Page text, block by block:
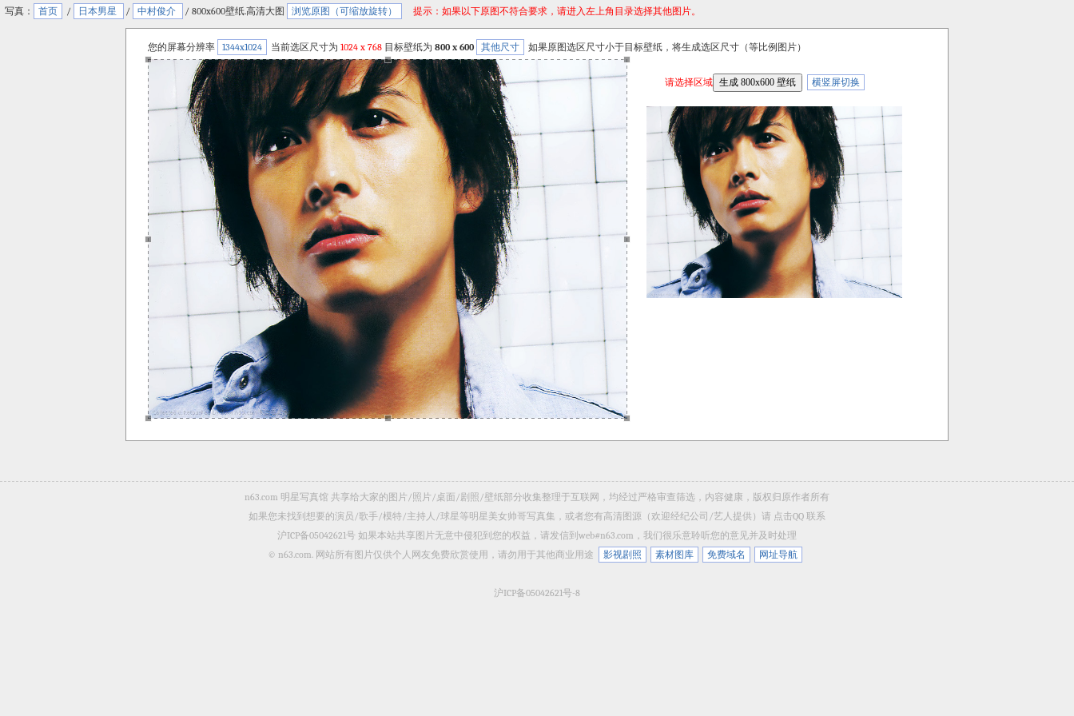
写真： 首页 / 日本男星 / 中村俊介 / 800x600壁纸.高清大图 浏览原图（可缩放旋转） 提示：如果以下原图不符合要求，请进入左上角目录选择其他图片。
您的屏幕分辨率 1344x1024 当前选区尺寸为 1024 x 768 目标壁纸为 800 x 600 其他尺寸 如果原图选区尺寸小于目标壁纸，将生成选区尺寸（等比例图片）
请选择区域 横竖屏切换
n63.com 明星写真馆 共享给大家的图片/照片/桌面/剧照/壁纸部分收集整理于互联网，均经过严格审查筛选，内容健康，版权归原作者所有
如果您未找到想要的演员/歌手/模特/主持人/球星等明星美女帅哥写真集，或者您有高清图源（欢迎经纪公司/艺人提供）请 点击QQ 联系
沪ICP备05042621号 如果本站共享图片无意中侵犯到您的权益，请发信到web#n63.com，我们很乐意聆听您的意见并及时处理
© n63.com. 网站所有图片仅供个人网友免费欣赏使用，请勿用于其他商业用途
影视剧照 素材图库 免费域名 网址导航
沪ICP备05042621号-8